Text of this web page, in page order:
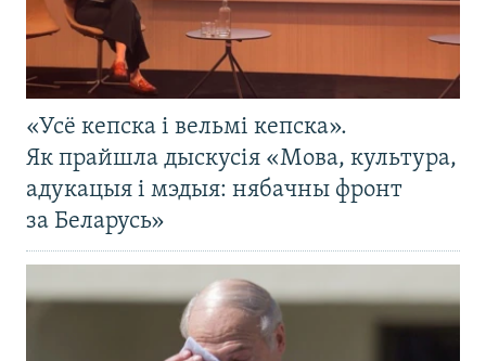
«Усё кепска і вельмі кепска».
Як прайшла дыскусія «Мова, культура,
адукацыя і мэдыя: нябачны фронт
за Беларусь»